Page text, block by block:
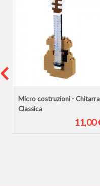
Micro costruzioni - Chitarra
Classica
11,00